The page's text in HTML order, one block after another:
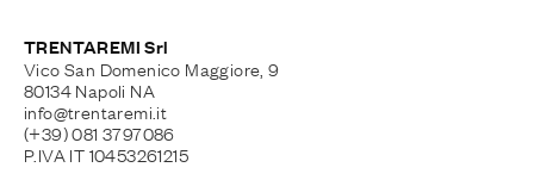
TRENTAREMI Srl
Vico San Domenico Maggiore, 9
80134 Napoli NA
info@trentaremi.it
(+39) 081 3797086
P.IVA IT 10453261215